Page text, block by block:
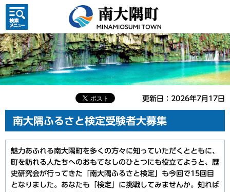
検索・
共通メ
ニュー
更新日：2026年7月17日
南大隅ふるさと検定受験者大募集
魅力あふれる南大隅町を多くの方々に知っていただくとともに、
町を訪れる人たちへのおもてなしのひとつにも役立てようと、歴
史研究会が行ってきた「南大隅ふるさと検定」も今回で15回目
となりました。あなたも「検定」に挑戦してみませんか。知れば